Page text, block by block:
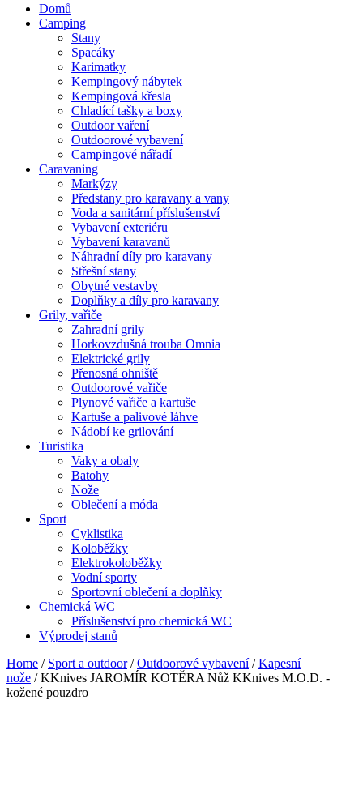
Domů
Camping
Stany
Spacáky
Karimatky
Kempingový nábytek
Kempingová křesla
Chladící tašky a boxy
Outdoor vaření
Outdoorové vybavení
Campingové nářadí
Caravaning
Markýzy
Předstany pro karavany a vany
Voda a sanitární příslušenství
Vybavení exteriéru
Vybavení karavanů
Náhradní díly pro karavany
Střešní stany
Obytné vestavby
Doplňky a díly pro karavany
Grily, vařiče
Zahradní grily
Horkovzdušná trouba Omnia
Elektrické grily
Přenosná ohniště
Outdoorové vařiče
Plynové vařiče a kartuše
Kartuše a palivové láhve
Nádobí ke grilování
Turistika
Vaky a obaly
Batohy
Nože
Oblečení a móda
Sport
Cyklistika
Koloběžky
Elektrokoloběžky
Vodní sporty
Sportovní oblečení a doplňky
Chemická WC
Příslušenství pro chemická WC
Výprodej stanů
Home / Sport a outdoor/Outdoorové vybavení/Kapesní
nože / KKnives JAROMÍR KOTĚRA Nůž KKnives M.O.D. -
kožené pouzdro